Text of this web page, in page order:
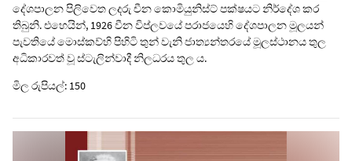
දේශපාලන පිලිවෙත ලදරු චීන කොමියුනිස්ට් පක්ෂයට නිර්දේශ කර
තිබුනි. එහෙයින්, 1926 වීන විප්ලවයේ පරාජයෙහි දේශපාලන මූලයන්
පැවතියේ මොස්කව්හි පිහිටි තුන් වැනි ජාත්‍යන්තරයේ මූලස්ථානය තුල
අධිකාරවත් වූ ස්ටැලින්වාදී නිලධරය තුල ය.
මිල රුපියල්: 150